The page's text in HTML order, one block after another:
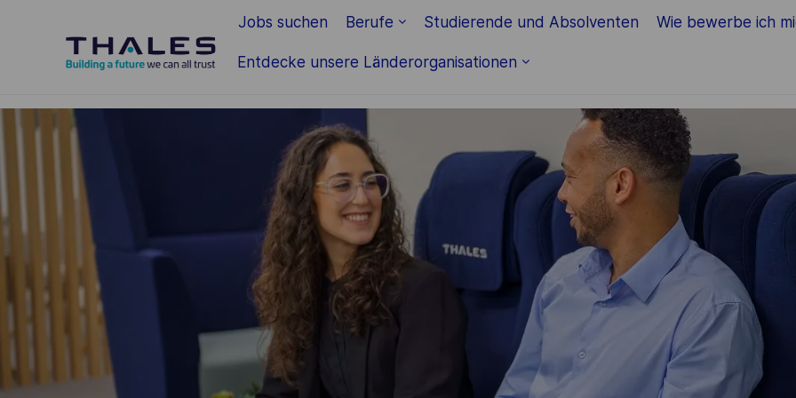
Jobs suchen Berufe Studierende und Absolventen Wie bewerbe ich
Entdecke unsere Länderorganisationen
-